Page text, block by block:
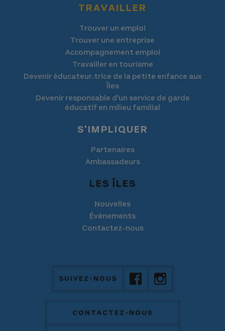
TRAVAILLER
Trouver un emploi
Trouver une entreprise
Accompagnement emploi
Travailler en tourisme
Devenir éducateur.trice de la petite enfance aux
Îles
Devenir responsable d'un service de garde
éducatif en milieu familial
S'IMPLIQUER
Partenaires
Ambassadeurs
LES ÎLES
Nouvelles
Événements
Contactez-nous
SUIVEZ-NOUS
CONTACTEZ-NOUS